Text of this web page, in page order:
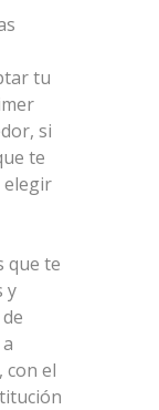
tu
si
te
elegir
que te
y
con el